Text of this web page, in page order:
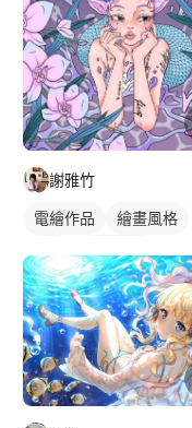
謝雅竹
電繪作品
繪畫風格
插畫
人物插畫